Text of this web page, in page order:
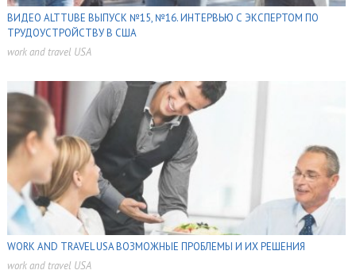
ВИДЕО ALTTUBE ВЫПУСК №15, №16. ИНТЕРВЬЮ С ЭКСПЕРТОМ ПО
ТРУДОУСТРОЙСТВУ В США
work and travel USA
WORK AND TRAVEL USA ВОЗМОЖНЫЕ ПРОБЛЕМЫ И ИХ РЕШЕНИЯ
work and travel USA